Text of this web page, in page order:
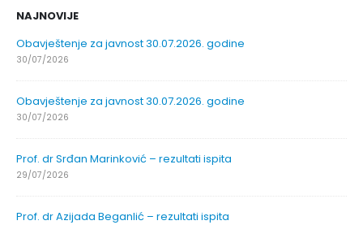
NAJNOVIJE
Obavještenje za javnost 30.07.2026. godine
30/07/2026
Obavještenje za javnost 30.07.2026. godine
30/07/2026
Prof. dr Srđan Marinković – rezultati ispita
29/07/2026
Prof. dr Azijada Beganlić – rezultati ispita